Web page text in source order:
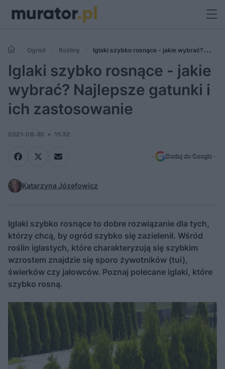
Ogród Rośliny
Iglaki szybko rosnące - jakie wybrać?
Najlepsze gatunki i ich zastosowanie
Iglaki szybko rosnące - jakie
wybrać? Najlepsze gatunki i
ich zastosowanie
2021-08-30 11:32
Dodaj do Google
Katarzyna Józefowicz
Iglaki szybko rosnące to dobre rozwiązanie dla tych,
którzy chcą, by ogród szybko się zazielenił. Wśród
roślin iglastych, które charakteryzują się szybkim
wzrostem znajdzie się sporo żywotników (tui),
świerków czy jałowców. Poznaj polecane iglaki, które
szybko rosną.